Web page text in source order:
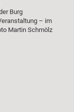
Burg
– im
Martin Schmölz